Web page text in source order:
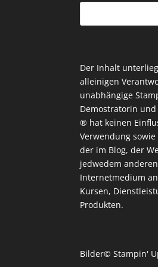
Der Inhalt
alleinigen
unabhängige
Demostratorin
® hat keinen
Verwendung
der im Blog, der
jedwedem anderen
Internetmedium
Kursen,
Produkten.
Bilder© Stampin'